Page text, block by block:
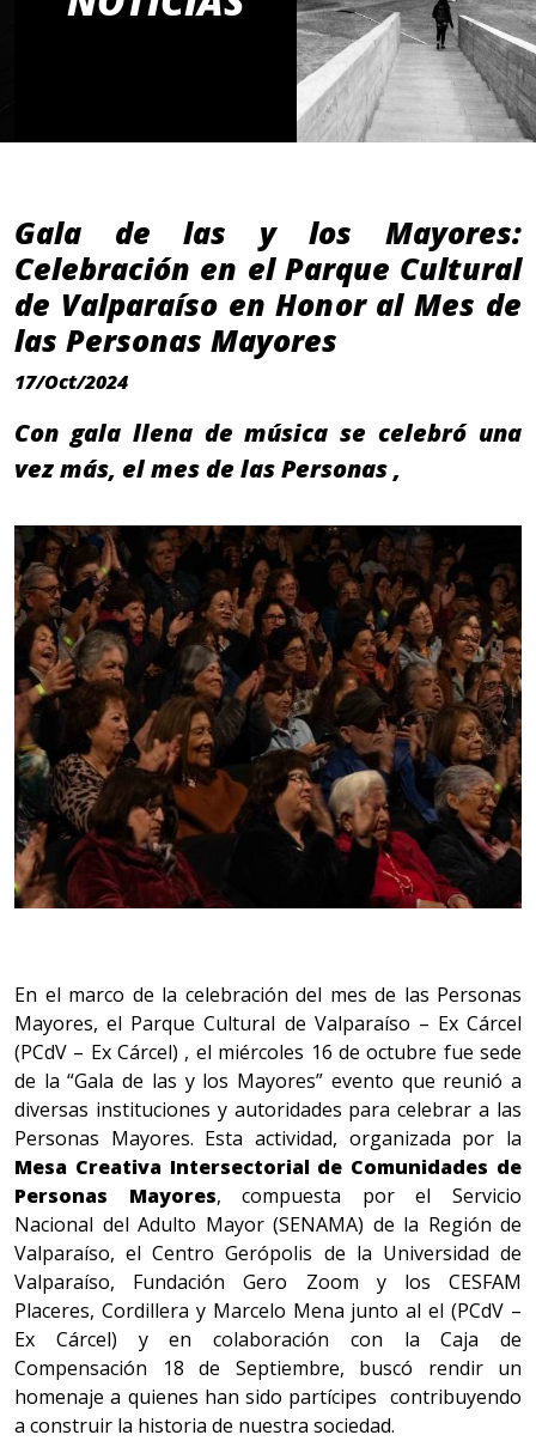
Gala de las y los Mayores:
Celebración en el Parque Cultural
de Valparaíso en Honor al Mes de
las Personas Mayores
17/Oct/2024
Con gala llena de música se celebró una
vez más, el mes de las Personas ,
En el marco de la celebración del mes de las Personas
Mayores, el Parque Cultural de Valparaíso – Ex Cárcel
(PCdV – Ex Cárcel) , el miércoles 16 de octubre fue sede
de la “Gala de las y los Mayores” evento que reunió a
diversas instituciones y autoridades para celebrar a las
Personas Mayores. Esta actividad, organizada por la
Mesa Creativa Intersectorial de Comunidades de
Personas Mayores, compuesta por el Servicio
Nacional del Adulto Mayor (SENAMA) de la Región de
Valparaíso, el Centro Gerópolis de la Universidad de
Valparaíso, Fundación Gero Zoom y los CESFAM
Placeres, Cordillera y Marcelo Mena junto al el (PCdV –
Ex Cárcel) y en colaboración con la Caja de
Compensación 18 de Septiembre, buscó rendir un
homenaje a quienes han sido partícipes contribuyendo
a construir la historia de nuestra sociedad.